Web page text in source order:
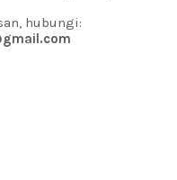
hubungi: